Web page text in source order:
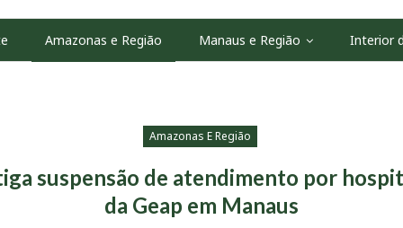
Amazonas e Região Manaus e Região Interior
Amazonas E Região
suspensão de atendimento por
da Geap em Manaus